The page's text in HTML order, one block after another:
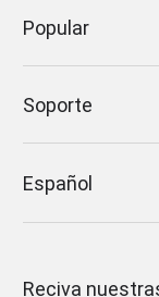
Popular
Soporte
Español
Reciva